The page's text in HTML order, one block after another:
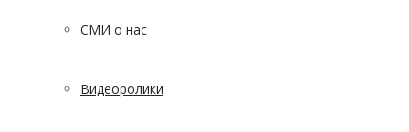
СМИ о нас
Видеоролики